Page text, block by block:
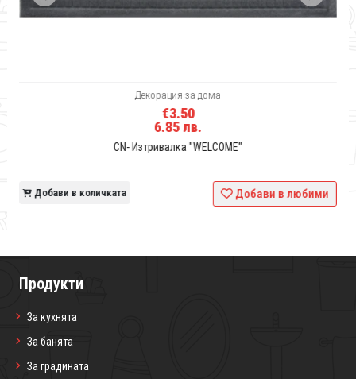
Декорация за дома
€3.50
6.85 лв.
CN- Изтривалка "WELCOME"
Добави в количката Добави в любими
Продукти
За кухнята
За банята
За градината